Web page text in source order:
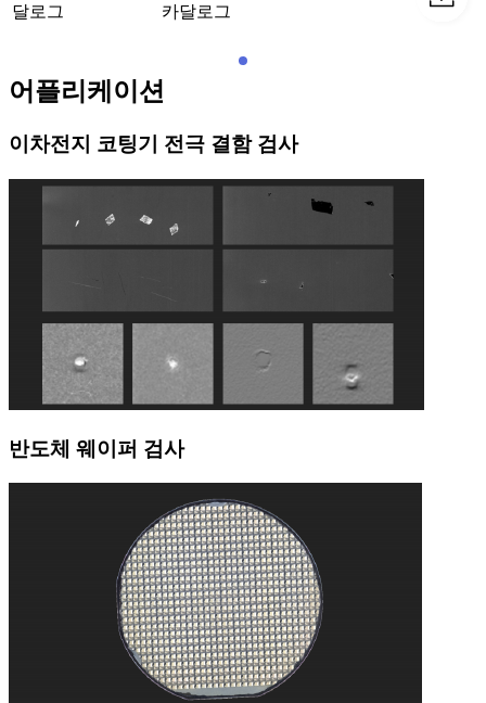
달로그
카달로그
어플리케이션
이차전지 코팅기 전극 결함 검사
반도체 웨이퍼 검사